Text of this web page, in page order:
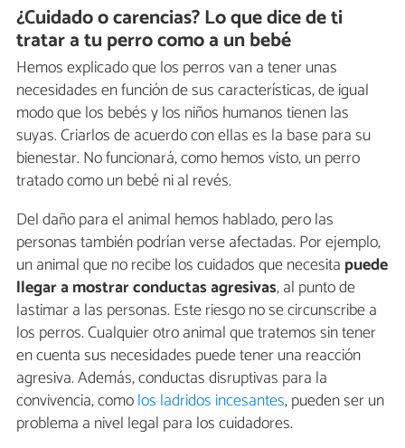
¿Cuidado o carencias? Lo que dice de ti
tratar a tu perro como a un bebé
Hemos explicado que los perros van a tener unas
necesidades en función de sus características, de igual
modo que los bebés y los niños humanos tienen las
suyas. Criarlos de acuerdo con ellas es la base para su
bienestar. No funcionará, como hemos visto, un perro
tratado como un bebé ni al revés.
Del daño para el animal hemos hablado, pero las
personas también podrían verse afectadas. Por ejemplo,
un animal que no recibe los cuidados que necesita puede
llegar a mostrar conductas agresivas, al punto de
lastimar a las personas. Este riesgo no se circunscribe a
los perros. Cualquier otro animal que tratemos sin tener
en cuenta sus necesidades puede tener una reacción
agresiva. Además, conductas disruptivas para la
convivencia, comolos ladridos incesantes, pueden ser un
problema a nivel legal para los cuidadores.